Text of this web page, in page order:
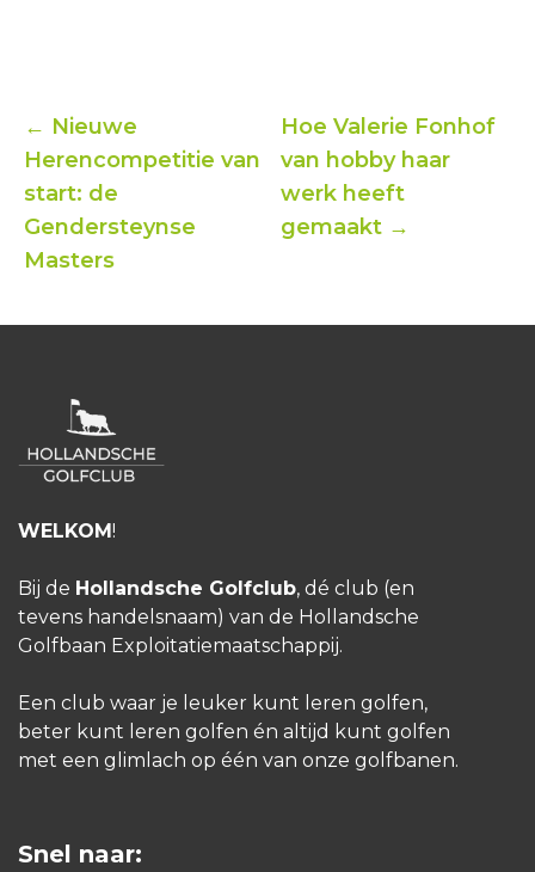
← Nieuwe
Herencompetitie van
start: de
Gendersteynse
Masters
Hoe Valerie Fonhof
van hobby haar
werk heeft
gemaakt →
WELKOM!
Bij de Hollandsche Golfclub, dé club (en
tevens handelsnaam) van de Hollandsche
Golfbaan Exploitatiemaatschappij.
Een club waar je leuker kunt leren golfen,
beter kunt leren golfen én altijd kunt golfen
met een glimlach op één van onze golfbanen.
Snel naar: